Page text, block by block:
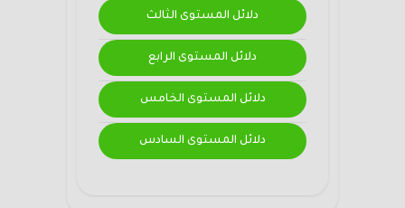
دلائل المستوى الثالث
دلائل المستوى الرابع
دلائل المستوى الخامس
دلائل المستوى السادس